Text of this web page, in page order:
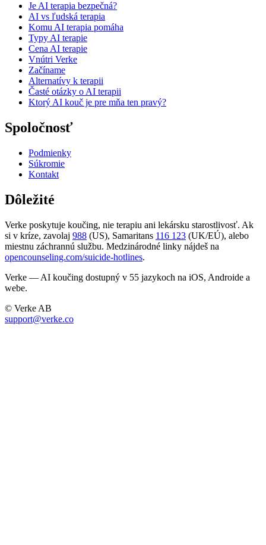
Je AI terapia bezpečná?
AI vs ľudská terapia
Komu AI terapia pomáha
Typy AI terapie
Cena AI terapie
Vnútri Verke
Začíname
Alternatívy k terapii
Časté otázky o AI terapii
Ktorý AI kouč je pre mňa ten pravý?
Spoločnosť
Podmienky
Súkromie
Kontakt
Dôležité
Verke poskytuje koučing, nie terapiu ani lekársku starostlivosť. Ak
si v kríze, zavolaj 988 (US), Samaritans 116 123 (UK/EÚ), alebo
miestnu záchrannú službu. Medzinárodné linky nájdeš na
opencounseling.com/suicide-hotlines.
Verke — AI koučing dostupný v 55 jazykoch na iOS, Androide a
webe.
© Verke AB
support@verke.co